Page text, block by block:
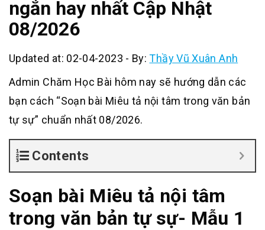
ngắn hay nhất Cập Nhật
08/2026
Updated at: 02-04-2023 - By:Thầy Vũ Xuân Anh
Admin Chăm Học Bài hôm nay sẽ hướng dẫn các
bạn cách “Soạn bài Miêu tả nội tâm trong văn bản
tự sự” chuẩn nhất 08/2026.
Contents
Soạn bài Miêu tả nội tâm
trong văn bản tự sự- Mẫu 1